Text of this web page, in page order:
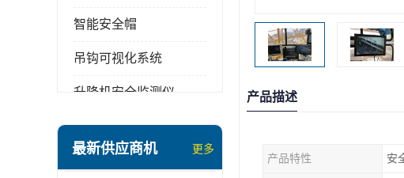
智能安全帽
吊钩可视化系统
升降机安全监测仪
最新供应商机 更多
产品描述
产品特性 安